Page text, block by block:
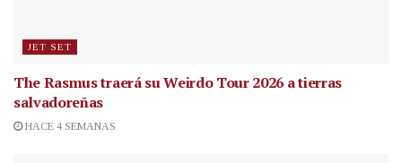
JET SET
The Rasmus traerá su Weirdo Tour 2026 a tierras
salvadoreñas
HACE 4 SEMANAS